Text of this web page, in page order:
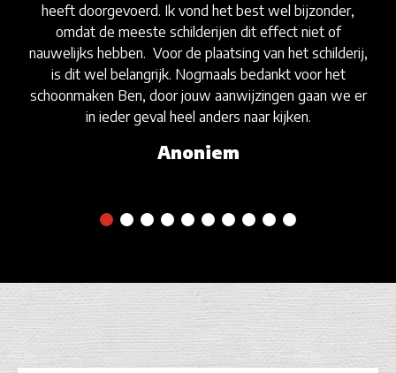
heeft doorgevoerd. Ik vond het best wel bijzonder,
omdat de meeste schilderijen dit effect niet of
nauwelijks hebben. Voor de plaatsing van het schilderij,
is dit wel belangrijk. Nogmaals bedankt voor het
schoonmaken Ben, door jouw aanwijzingen gaan we er
in ieder geval heel anders naar kijken.
Anoniem